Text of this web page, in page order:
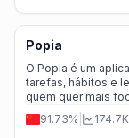
Popia
O Popia é um
tarefas, hábitos e
quem quer mais
91.73%
174.7K